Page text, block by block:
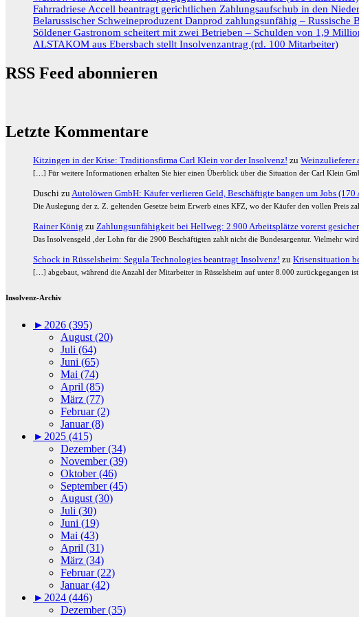
Fahrradriese Accell beantragt gerichtlichen Zahlungsaufschub in den
Belarussischer Schweineproduzent Danprod zahlungsunfähig –
Söldener Gastronom scheitert mit zwei Betrieben – Schulden von 1,9
ALSTAKOM aus Ebersbach stellt Insolvenzantrag (rd. 100 Mitarbeiter)
RSS Feed abonnieren
Letzte Kommentare
Kitzingen in der Krise: Traditionsfirma Carl Klein vor der Insolvenz! zu Weinzulieferer
[…] Für weitere Informationen erhalten Sie hier einen Überblick über die Situation der Carl Klein
Duschi zu Autolöwen GmbH: Käufer verlieren Geld, Beschäftigte bangen um Jobs (170
Die Auslegung der z. Z. geltenden Gesetze beim Erwerb eines KFZ, wo der Käufer den vollen Preis
Rainer König zu Zahlungsunfähigkeit bei Hellweg: 2.900 Arbeitsplätze vorerst
Das Insolvensgeld ,der Lohn für die 2900 Beschäftigten zahlt nicht die Bundesargentur. Vielmehr
Schock in Rüsselsheim: Segula Technologies beantragt Insolvenz! zu Krisensituation
[…] abgebaut, während die Anzahl der Mitarbeiter in Rüsselsheim auf unter 8.000 zurückgegangen
Insolvenz-Archiv
► 2026 (395)
August (20)
Juli (64)
Juni (65)
Mai (74)
April (85)
März (77)
Februar (2)
Januar (8)
► 2025 (415)
Dezember (34)
November (39)
Oktober (46)
September (45)
August (30)
Juli (30)
Juni (19)
Mai (43)
April (31)
März (34)
Februar (22)
Januar (42)
► 2024 (446)
Dezember (35)